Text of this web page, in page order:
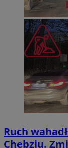
Ruch
Chebziu.